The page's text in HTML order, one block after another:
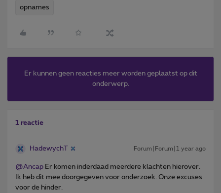
opnames
Er kunnen geen reacties meer worden geplaatst op dit
onderwerp.
1 reactie
HadewychT Forum|Forum|1 year ago
@Ancap Er komen inderdaad meerdere klachten hierover.
Ik heb dit mee doorgegeven voor onderzoek. Onze excuses
voor de hinder.